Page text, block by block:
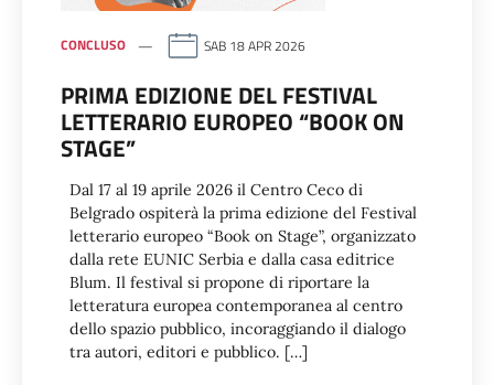
CONCLUSO SAB 18 APR 2026
PRIMA EDIZIONE DEL FESTIVAL
LETTERARIO EUROPEO “BOOK ON
STAGE”
Dal 17 al 19 aprile 2026 il Centro Ceco di
Belgrado ospiterà la prima edizione del Festival
letterario europeo “Book on Stage”, organizzato
dalla rete EUNIC Serbia e dalla casa editrice
Blum. Il festival si propone di riportare la
letteratura europea contemporanea al centro
dello spazio pubblico, incoraggiando il dialogo
tra autori, editori e pubblico. […]